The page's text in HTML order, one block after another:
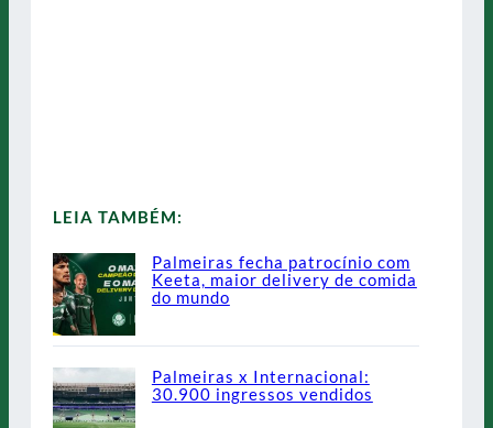
LEIA TAMBÉM:
Palmeiras fecha patrocínio com
Keeta, maior delivery de comida
do mundo
Palmeiras x Internacional:
30.900 ingressos vendidos